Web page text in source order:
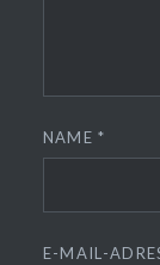
NAME*
E-MAIL-